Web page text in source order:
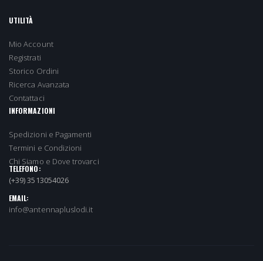
UTILITÀ
Mio Account
Registrati
Storico Ordini
Ricerca Avanzata
Contattaci
INFORMAZIONI
Spedizioni e Pagamenti
Termini e Condizioni
Chi Siamo e Dove trovarci
TELEFONO:
(+39) 3513054026
EMAIL:
info@antennapluslodi.it